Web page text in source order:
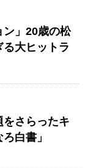
ン」20歳の松
大ヒットラ
をさらったキ
白書」